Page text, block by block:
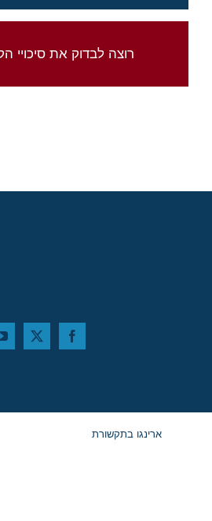
מלא את הטופס
רוצה לבדוק את סיכויי
בדוק את סיכוייך עם מחשבון
ארינגו בתקשורת